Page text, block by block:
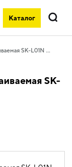
Каталог
Поиск
SKANDY Подсветка LED встраиваемая SK-L01N металл никель IEK
SK-